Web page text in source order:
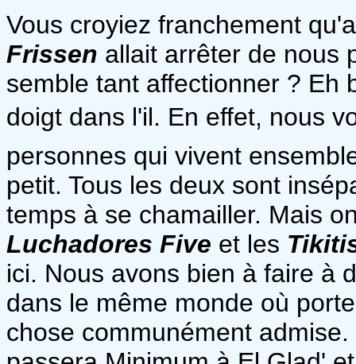
Vous croyiez franchement
Frissen allait arrêter de nous
semble tant affectionner ? Eh
doigt dans l'il. En effet, nous
personnes qui vivent
petit. Tous les deux sont
temps à se chamailler. Mais
Luchadores Five et les
ici. Nous avons bien à faire à
dans le même monde où
chose communément